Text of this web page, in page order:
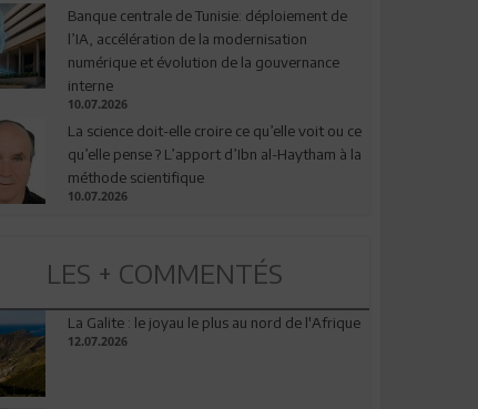
Banque centrale de Tunisie: déploiement de
l’IA, accélération de la modernisation
numérique et évolution de la gouvernance
interne
10.07.2026
La science doit-elle croire ce qu’elle voit ou ce
qu’elle pense ? L’apport d’Ibn al-Haytham à la
méthode scientifique
10.07.2026
LES + COMMENTÉS
La Galite : le joyau le plus au nord de l'Afrique
12.07.2026